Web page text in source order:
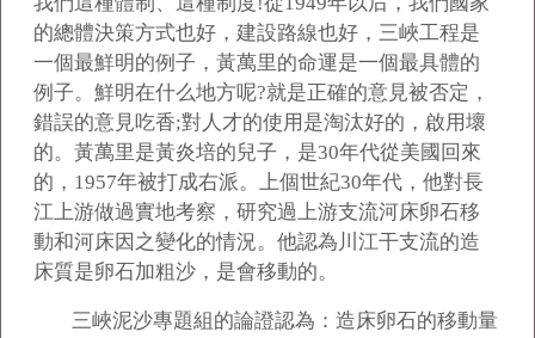
的總體決策方式也好，建設路線也好，三峽工程是
一個最鮮明的例子，黃萬里的命運是一個最具體的
例子。鮮明在什么地方呢?就是正確的意見被否定，
錯誤的意見吃香;對人才的使用是淘汰好的，啟用壞
的。黃萬里是黃炎培的兒子，是30年代從美國回來
的，1957年被打成右派。上個世紀30年代，他對長
江上游做過實地考察，研究過上游支流河床卵石移
動和河床因之變化的情況。他認為川江干支流的造
床質是卵石加粗沙，是會移動的。
三峽泥沙專題組的論證認為：造床卵石的移動量